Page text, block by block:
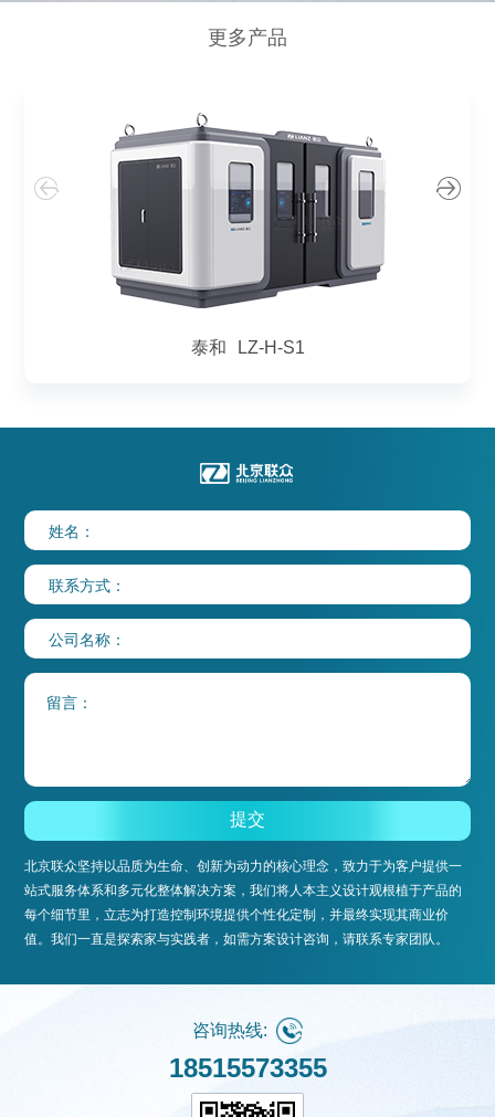
更多产品
泰和 LZ-H-S1
北京联众坚持以品质为生命、创新为动力的核心理念，致力于为客户提供一
站式服务体系和多元化整体解决方案，我们将人本主义设计观根植于产品的
每个细节里，立志为打造控制环境提供个性化定制，并最终实现其商业价
值。我们一直是探索家与实践者，如需方案设计咨询，请联系专家团队。
咨询热线:
18515573355